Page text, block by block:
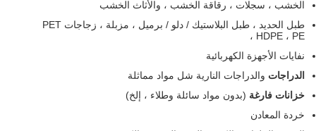
الخشب ، سجلات ، رقاقة الخشب ، والأثاث الخشب
طبل الحديد ، طبل البلاستيك / دلو / برميل ، مزبلة ، زجاجات PET
، HDPE ، PE
نفايات الأجهزة الكهربائية
الدراجات والدراجات النارية شل مواد مماثلة
خزانات فارغة (بدون مواد سائلة وطلاء ، إلخ)
خردة المعادن